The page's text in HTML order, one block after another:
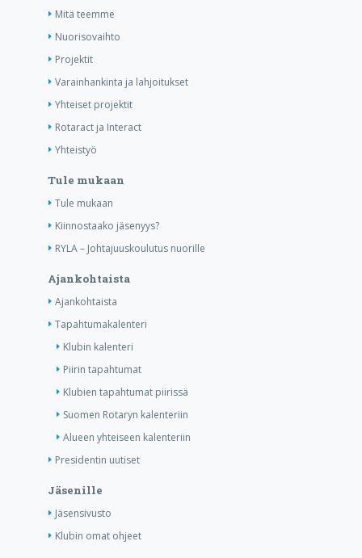
Mitä teemme
Nuorisovaihto
Projektit
Varainhankinta ja lahjoitukset
Yhteiset projektit
Rotaract ja Interact
Yhteistyö
Tule mukaan
Tule mukaan
Kiinnostaako jäsenyys?
RYLA – Johtajuuskoulutus nuorille
Ajankohtaista
Ajankohtaista
Tapahtumakalenteri
Klubin kalenteri
Piirin tapahtumat
Klubien tapahtumat piirissä
Suomen Rotaryn kalenteriin
Alueen yhteiseen kalenteriin
Presidentin uutiset
Jäsenille
Jäsensivusto
Klubin omat ohjeet